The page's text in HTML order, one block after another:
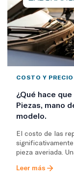
COSTO Y PRECIO
¿Qué hace
Piezas, mano
modelo.
El costo de las
pieza averiada.
Leer más